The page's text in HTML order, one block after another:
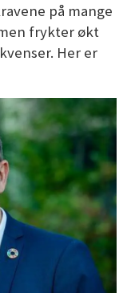
på mange
frykter økt
Her er